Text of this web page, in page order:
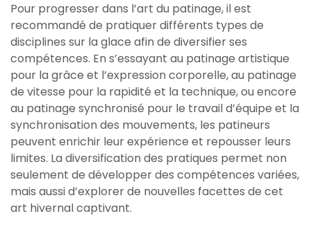
Pour progresser dans l’art du patinage, il est
recommandé de pratiquer différents types de
disciplines sur la glace afin de diversifier ses
compétences. En s’essayant au patinage artistique
pour la grâce et l’expression corporelle, au patinage
de vitesse pour la rapidité et la technique, ou encore
au patinage synchronisé pour le travail d’équipe et la
synchronisation des mouvements, les patineurs
peuvent enrichir leur expérience et repousser leurs
limites. La diversification des pratiques permet non
seulement de développer des compétences variées,
mais aussi d’explorer de nouvelles facettes de cet
art hivernal captivant.